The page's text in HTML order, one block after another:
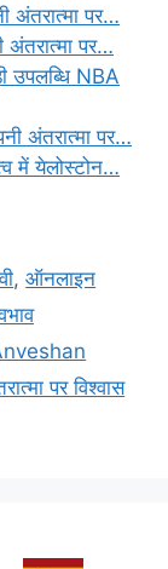
पर…
पर…
उपलब्धि NBA
अंतरात्मा पर…
में येलोस्टोन…
,ऑनलाइन
पर विश्वास